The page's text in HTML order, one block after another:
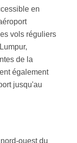
en
vols réguliers
de la
également
jusqu'au
ouest du